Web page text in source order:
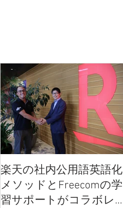
楽天の社内公用語英語化
メソッドとFreecomの学
習サポートがコラボレー